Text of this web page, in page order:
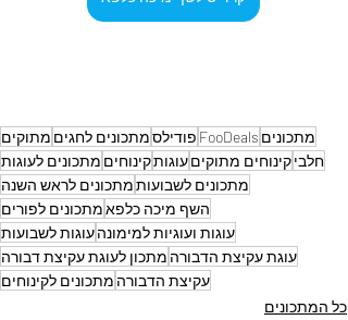
מתכונים FooDeals פודילסמתכונים לחגים מתוקים
חלביקינוחים מתוקיםעוגותקינוחים מתכונים לעוגות
מתכונים לשבועותמתכונים לראש השנה
השף מיכה כלפאמתכונים לפורים
עוגות ועוגיות למימונהעוגות לשבועות
עוגת עקיצת הדבורה מתכון לעוגת עקיצת דבורה
עקיצת הדבורה מתכונים לקינוחים
כל המתכונים